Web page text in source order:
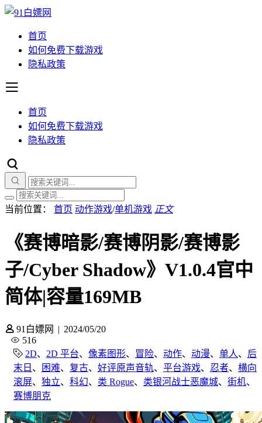
首页
如何免费下载游戏
隐私政策
首页
如何免费下载游戏
隐私政策
当前位置： 首页 动作游戏/单机游戏 正文
《赛博暗影/赛博阴影/赛博影
子/Cyber Shadow》V1.0.4官中
简体|容量169MB
91白嫖网 | 2024/05/20
516
2D、 2D 平台、 像素图形、 冒险、 动作、 动漫、 单人、 后
末日 、 困难、 复古、 好评原声音轨、 平台游戏、 忍者、 横向
滚屏、 独立、 科幻、 类 Rogue、 类银河战士恶魔城、 街机、
赛博朋克